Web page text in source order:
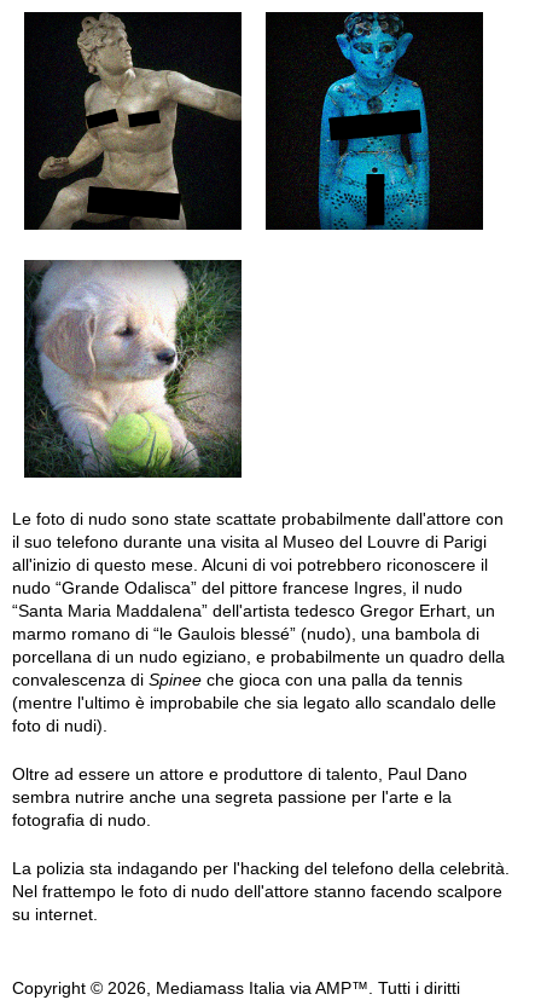
Le foto di nudo sono state scattate probabilmente dall'attore con
il suo telefono durante una visita al Museo del Louvre di Parigi
all'inizio di questo mese. Alcuni di voi potrebbero riconoscere il
nudo “Grande Odalisca” del pittore francese Ingres, il nudo
“Santa Maria Maddalena” dell'artista tedesco Gregor Erhart, un
marmo romano di “le Gaulois blessé” (nudo), una bambola di
porcellana di un nudo egiziano, e probabilmente un quadro della
convalescenza di Spinee che gioca con una palla da tennis
(mentre l'ultimo è improbabile che sia legato allo scandalo delle
foto di nudi).
Oltre ad essere un attore e produttore di talento, Paul Dano
sembra nutrire anche una segreta passione per l'arte e la
fotografia di nudo.
La polizia sta indagando per l'hacking del telefono della celebrità.
Nel frattempo le foto di nudo dell'attore stanno facendo scalpore
su internet.
Copyright © 2026, Mediamass Italia via AMP™. Tutti i diritti